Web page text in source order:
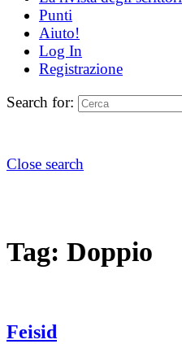
Punti
Aiuto!
Log In
Registrazione
Search for:
Close search
Tag: Doppio
Feisid